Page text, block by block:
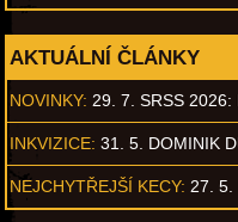
AKTUÁLNÍ ČLÁNKY
NOVINKY: 29. 7. SRSS
INKVIZICE: 31. 5. DOMINIK
NEJCHYTŘEJŠÍ KECY: 27. 5.